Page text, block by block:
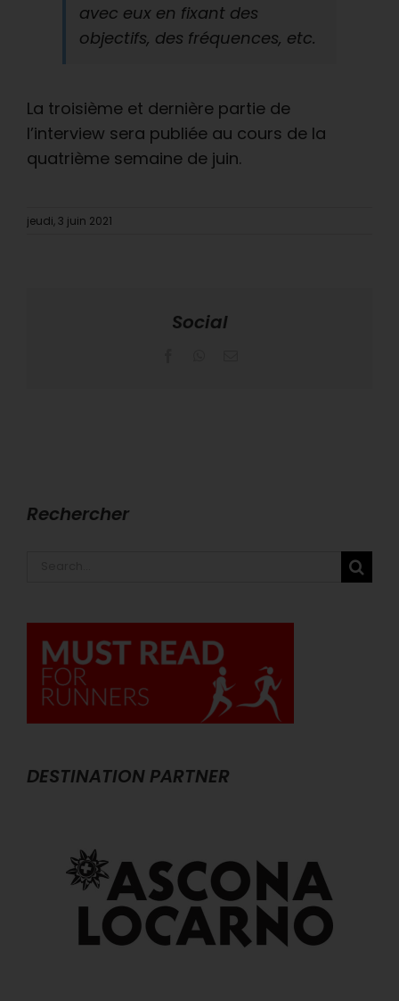
avec eux en fixant des
objectifs, des fréquences, etc.
La troisième et dernière partie de
l’interview sera publiée au cours de la
quatrième semaine de juin.
jeudi, 3 juin 2021
Social
Rechercher
DESTINATION PARTNER